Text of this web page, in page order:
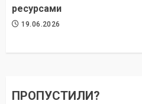
ресурсами
19.06.2026
ПРОПУСТИЛИ?